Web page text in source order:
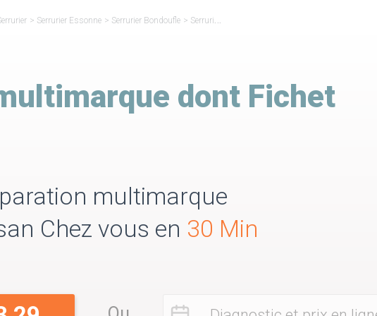
> Serrurier Essonne > Serrurier Bondoufle > Serrurier Réparateur Fichet Bondoufle
dont Fichet
multimarque
Chez vous en 30 Min